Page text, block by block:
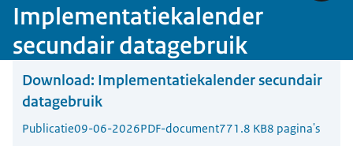
Implementatiekalender
secundair datagebruik
Download: Implementatiekalender secundair
datagebruik
Publicatie09-06-2026PDF-document771.8 KB8 pagina's